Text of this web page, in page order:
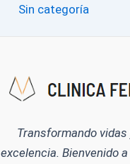
Sin categoría
Transformando
excelencia. Bienvenido